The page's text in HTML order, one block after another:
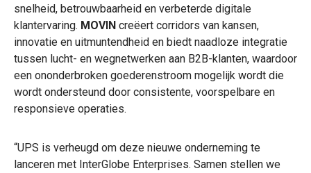
snelheid, betrouwbaarheid en verbeterde digitale
klantervaring. MOVIN creëert corridors van kansen,
innovatie en uitmuntendheid en biedt naadloze integratie
tussen lucht- en wegnetwerken aan B2B-klanten, waardoor
een ononderbroken goederenstroom mogelijk wordt die
wordt ondersteund door consistente, voorspelbare en
responsieve operaties.
“UPS is verheugd om deze nieuwe onderneming te
lanceren met InterGlobe Enterprises. Samen stellen we